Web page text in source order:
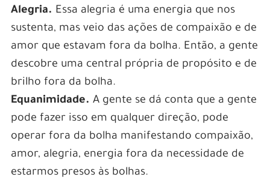
Alegria. Essa alegria é uma energia que nos
sustenta, mas veio das ações de compaixão e de
amor que estavam fora da bolha. Então, a gente
descobre uma central própria de propósito e de
brilho fora da bolha.
Equanimidade. A gente se dá conta que a gente
pode fazer isso em qualquer direção, pode
operar fora da bolha manifestando compaixão,
amor, alegria, energia fora da necessidade de
estarmos presos às bolhas.